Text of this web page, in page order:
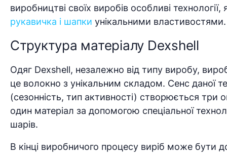
виробництві своїх виробів особливі технології,
рукавичка і шапки унікальними властивостями.
Структура матеріалу Dexshell
Одяг Dexshell, незалежно від типу виробу,
це волокно з унікальним складом. Сенс даної
(сезонність, тип активності) створюється
один матеріал за допомогою спеціальної
шарів.
В кінці виробничого процесу виріб може бути